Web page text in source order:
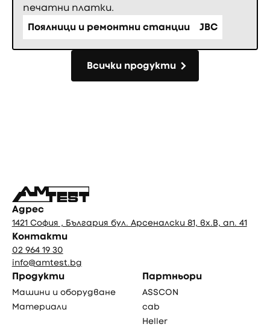
печатни платки.
Поялници и ремонтни станции
JBC
Всички продукти
Адрес
1421 София , България бул. Арсеналски 81, вх.В, ап. 41
Контакти
02 964 19 30
info@amtest.bg
Продукти
Машини и оборудване
Материали
Партньори
ASSCON
cab
Heller